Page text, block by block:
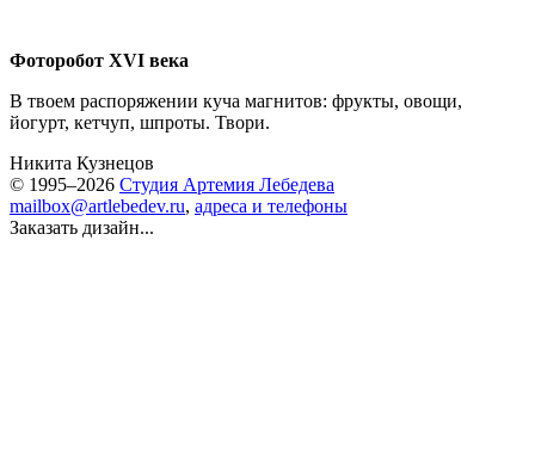
Фоторобот XVI века
В твоем распоряжении куча магнитов: фрукты, овощи,
йогурт, кетчуп, шпроты. Твори.
Никита Кузнецов
© 1995–2026 Студия Артемия Лебедева
mailbox@artlebedev.ru, адреса и телефоны
Заказать дизайн...